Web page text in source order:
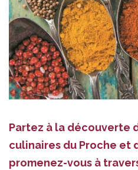
Partez à la découverte
culinaires du Proche et
promenez-vous à